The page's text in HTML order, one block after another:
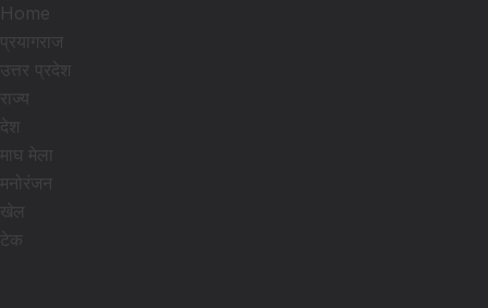
Home
प्रयागराज
उत्तर प्रदेश
राज्य
देश
माघ मेला
मनोरंजन
खेल
टेक